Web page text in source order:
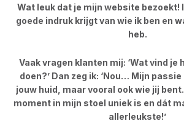
Wat leuk dat je mijn website bezoekt!
goede indruk krijgt van wie ik ben en
heb.
Vaak vragen klanten mij: ‘Wat vind je
doen?’ Dan zeg ik: ‘Nou… Mijn
jouw huid, maar vooral ook wie jij
moment in mijn stoel uniek is en dát
allerleukste!’